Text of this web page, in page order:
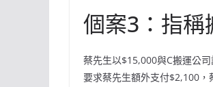
個案3：指稱
蔡先生以$15,000與C搬運公
要求蔡先生額外支付$2,100